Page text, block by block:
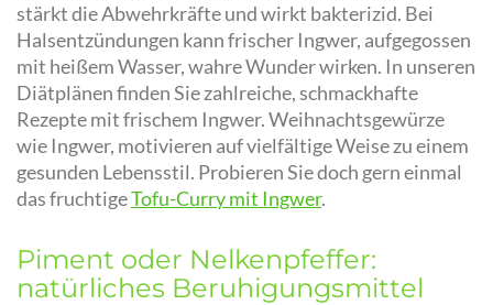
stärkt die Abwehrkräfte und wirkt bakterizid. Bei
Halsentzündungen kann frischer Ingwer, aufgegossen
mit heißem Wasser, wahre Wunder wirken. In unseren
Diätplänen finden Sie zahlreiche, schmackhafte
Rezepte mit frischem Ingwer. Weihnachtsgewürze
wie Ingwer, motivieren auf vielfältige Weise zu einem
gesunden Lebensstil. Probieren Sie doch gern einmal
das fruchtigeTofu-Curry mit Ingwer.
Piment oder Nelkenpfeffer:
natürliches Beruhigungsmittel